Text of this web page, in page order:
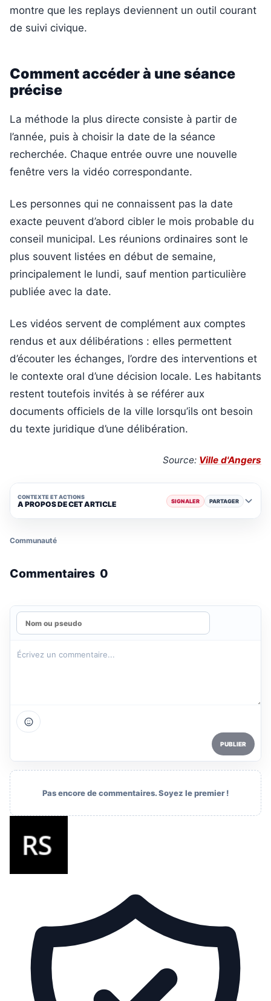
montre que les replays deviennent un outil courant
de suivi civique.
Comment accéder à une séance
précise
La méthode la plus directe consiste à partir de
l’année, puis à choisir la date de la séance
recherchée. Chaque entrée ouvre une nouvelle
fenêtre vers la vidéo correspondante.
Les personnes qui ne connaissent pas la date
exacte peuvent d’abord cibler le mois probable du
conseil municipal. Les réunions ordinaires sont le
plus souvent listées en début de semaine,
principalement le lundi, sauf mention particulière
publiée avec la date.
Les vidéos servent de complément aux comptes
rendus et aux délibérations : elles permettent
d’écouter les échanges, l’ordre des interventions et
le contexte oral d’une décision locale. Les habitants
restent toutefois invités à se référer aux
documents officiels de la ville lorsqu’ils ont besoin
du texte juridique d’une délibération.
Source: Ville d'Angers
CONTEXTE ET ACTIONS
A PROPOS DE CET ARTICLE SIGNALER PARTAGER
Communauté
Commentaires 0
PUBLIER
Pas encore de commentaires. Soyez le premier !